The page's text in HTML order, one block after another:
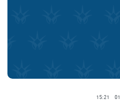
15:21